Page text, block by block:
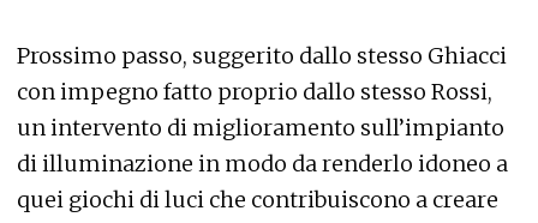
Prossimo passo, suggerito dallo stesso Ghiacci
con impegno fatto proprio dallo stesso Rossi,
un intervento di miglioramento sull’impianto
di illuminazione in modo da renderlo idoneo a
quei giochi di luci che contribuiscono a creare